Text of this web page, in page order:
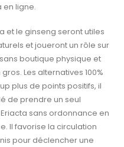
en ligne.
et le ginseng seront utiles
et joueront un rôle sur
boutique physique et
Les alternatives 100%
plus de points positifs, il
de prendre un seul
sans ordonnance en
Il favorise la circulation
pour déclencher une